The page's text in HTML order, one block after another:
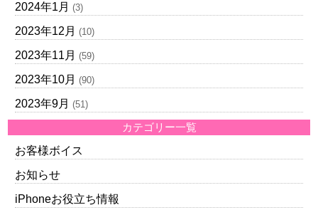
2024年1月 (3)
2023年12月 (10)
2023年11月 (59)
2023年10月 (90)
2023年9月 (51)
カテゴリー一覧
お客様ボイス
お知らせ
iPhoneお役立ち情報